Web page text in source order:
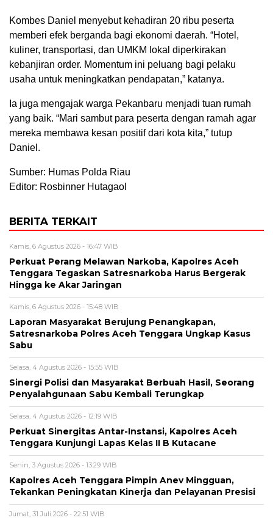
Kombes Daniel menyebut kehadiran 20 ribu peserta
memberi efek berganda bagi ekonomi daerah. “Hotel,
kuliner, transportasi, dan UMKM lokal diperkirakan
kebanjiran order. Momentum ini peluang bagi pelaku
usaha untuk meningkatkan pendapatan,” katanya.
Ia juga mengajak warga Pekanbaru menjadi tuan rumah
yang baik. “Mari sambut para peserta dengan ramah agar
mereka membawa kesan positif dari kota kita,” tutup
Daniel.
Sumber: Humas Polda Riau
Editor: Rosbinner Hutagaol
BERITA TERKAIT
Kamis, 6 Agustus 2026 - 16:47 WIB
Perkuat Perang Melawan Narkoba, Kapolres Aceh
Tenggara Tegaskan Satresnarkoba Harus Bergerak
Hingga ke Akar Jaringan
Kamis, 6 Agustus 2026 - 15:48 WIB
Laporan Masyarakat Berujung Penangkapan,
Satresnarkoba Polres Aceh Tenggara Ungkap Kasus
Sabu
Selasa, 4 Agustus 2026 - 15:55 WIB
Sinergi Polisi dan Masyarakat Berbuah Hasil, Seorang
Penyalahgunaan Sabu Kembali Terungkap
Selasa, 4 Agustus 2026 - 12:19 WIB
Perkuat Sinergitas Antar-Instansi, Kapolres Aceh
Tenggara Kunjungi Lapas Kelas II B Kutacane
Senin, 3 Agustus 2026 - 13:29 WIB
Kapolres Aceh Tenggara Pimpin Anev Mingguan,
Tekankan Peningkatan Kinerja dan Pelayanan Presisi
Jumat, 31 Juli 2026 - 22:51 WIB